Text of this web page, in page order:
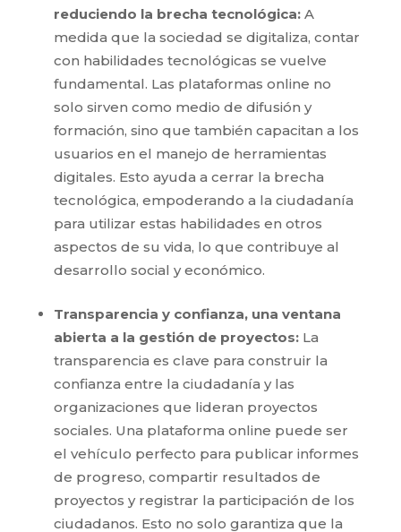
reduciendo la brecha tecnológica: A
medida que la sociedad se digitaliza, contar
con habilidades tecnológicas se vuelve
fundamental. Las plataformas online no
solo sirven como medio de difusión y
formación, sino que también capacitan a los
usuarios en el manejo de herramientas
digitales. Esto ayuda a cerrar la brecha
tecnológica, empoderando a la ciudadanía
para utilizar estas habilidades en otros
aspectos de su vida, lo que contribuye al
desarrollo social y económico.
Transparencia y confianza, una ventana
abierta a la gestión de proyectos: La
transparencia es clave para construir la
confianza entre la ciudadanía y las
organizaciones que lideran proyectos
sociales. Una plataforma online puede ser
el vehículo perfecto para publicar informes
de progreso, compartir resultados de
proyectos y registrar la participación de los
ciudadanos. Esto no solo garantiza que la